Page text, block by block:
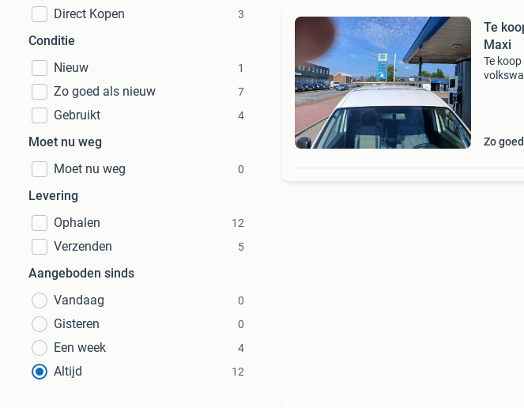
Direct Kopen
3
Conditie
Nieuw
1
Zo goed als nieuw 7
Gebruikt 4
Moet nu weg
Moet nu weg
0
Levering
Ophalen
12
Verzenden 5
Aangeboden sinds
Vandaag
0
Gisteren 0
Een week 4
Altijd 12
Te koop Equinox imperiaal voor VW
Maxi
Te
Zo